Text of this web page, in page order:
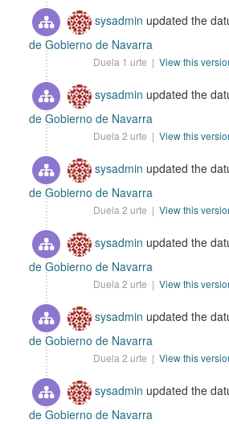
sysadmin updated the
de Gobierno de Navarra
Duela 1 urte | View this
sysadmin updated the
de Gobierno de Navarra
Duela 2 urte | View this
sysadmin updated the
de Gobierno de Navarra
Duela 2 urte | View this
sysadmin updated the
de Gobierno de Navarra
Duela 2 urte | View this
sysadmin updated the
de Gobierno de Navarra
Duela 2 urte | View this
sysadmin updated the
de Gobierno de Navarra